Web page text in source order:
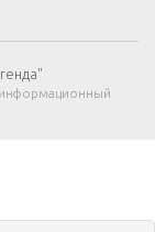
информационный